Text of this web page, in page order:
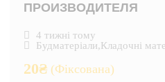
ПРОИЗВОДИТЕЛЯ
4 тижні тому
Будматеріали,Кладочні
20₴ (Фіксована)